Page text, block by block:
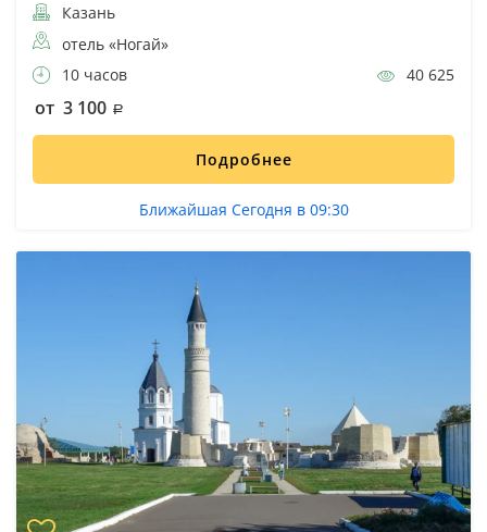
Казань
отель «Ногай»
10 часов
40 625
от 3 100
Подробнее
Ближайшая Сегодня в 09:30